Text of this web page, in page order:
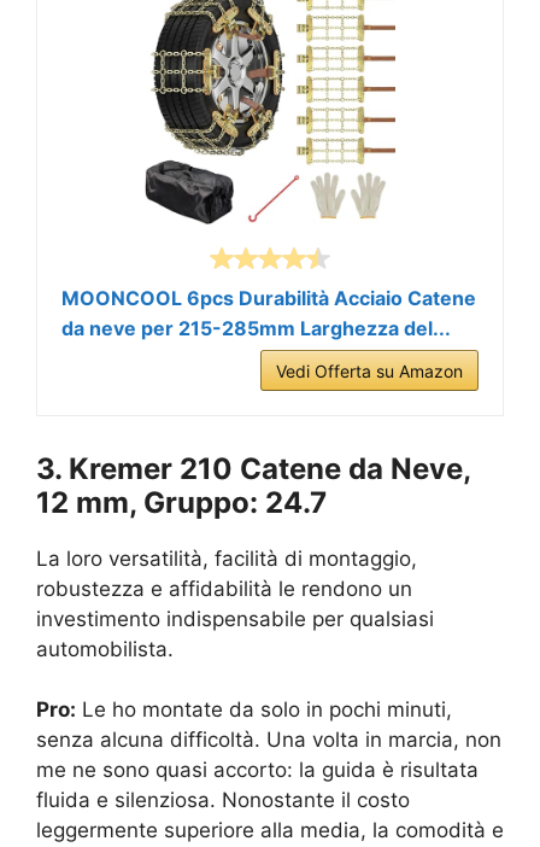
MOONCOOL 6pcs Durabilità Acciaio Catene
da neve per 215-285mm Larghezza del...
Vedi Offerta su Amazon
3. Kremer 210 Catene da Neve,
12 mm, Gruppo: 24.7
La loro versatilità, facilità di montaggio,
robustezza e affidabilità le rendono un
investimento indispensabile per qualsiasi
automobilista.
Pro: Le ho montate da solo in pochi minuti,
senza alcuna difficoltà. Una volta in marcia, non
me ne sono quasi accorto: la guida è risultata
fluida e silenziosa. Nonostante il costo
leggermente superiore alla media, la comodità e